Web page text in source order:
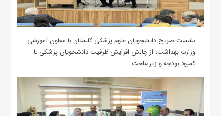
نشست صریح دانشجویان علوم پزشکی گلستان با معاون آموزشی
وزارت بهداشت؛ از چالش افزایش ظرفیت دانشجویان ‌پزشکی تا
کمبود بودجه و زیرساخت